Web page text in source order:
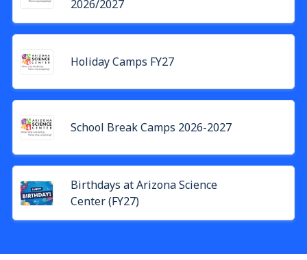
2026/2027
Holiday Camps FY27
School Break Camps 2026-2027
Birthdays at Arizona Science
Center (FY27)